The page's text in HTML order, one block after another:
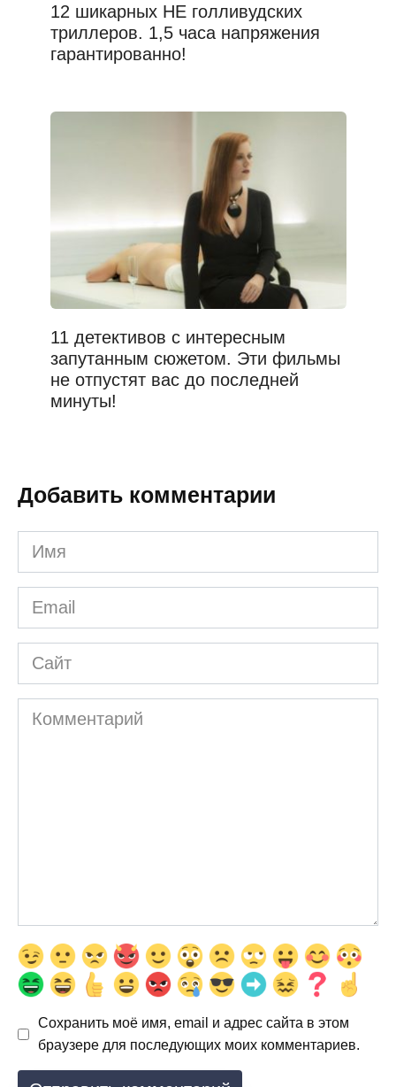
12 шикарных НЕ голливудских
триллеров. 1,5 часа напряжения
гарантированно!
11 детективов с интересным
запутанным сюжетом. Эти фильмы
не отпустят вас до последней
минуты!
Добавить комментарии
Имя
*
Email
*
Сайт
Комментарий
Сохранить моё имя, email и адрес сайта в этом
браузере для последующих моих комментариев.